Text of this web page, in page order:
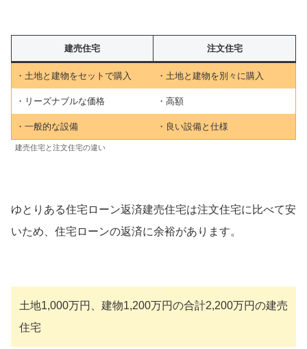
建売住宅 注文住宅
・土地と建物をセットで購入 ・土地と建物を別々に購入
・リーズナブルな価格 ・高額
・一般的な設備 ・良い設備と仕様
建売住宅と注文住宅の違い
ゆとりある住宅ローン返済建売住宅は注文住宅に比べて安
いため、住宅ローンの返済に余裕があります。
土地1,000万円、建物1,200万円の合計2,200万円の建売
住宅